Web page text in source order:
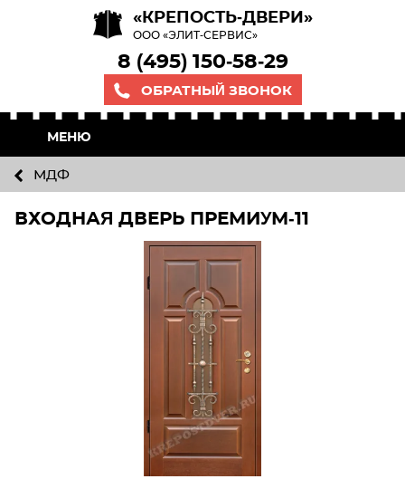
«КРЕПОСТЬ-ДВЕРИ»
ООО «ЭЛИТ-СЕРВИС»
8 (495) 150-58-29
ОБРАТНЫЙ ЗВОНОК
МЕНЮ
МДФ
ВХОДНАЯ ДВЕРЬ ПРЕМИУМ-11